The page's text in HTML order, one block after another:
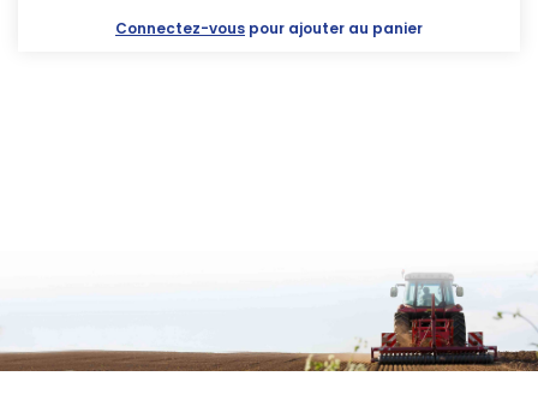
Connectez-vous pour ajouter au panier